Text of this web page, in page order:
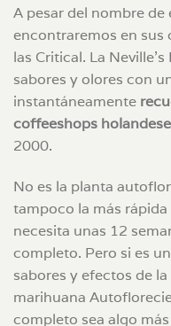
A pesar del nombre de
encontraremos en sus
las Critical. La
sabores y olores con
instantáneamente
coffeeshops
2000.
No es la planta
tampoco la más
necesita unas 12
completo. Pero si es
sabores y efectos de
marihuana
completo sea algo